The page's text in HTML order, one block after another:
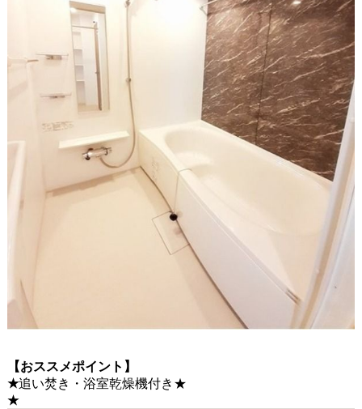
【おススメポイント】
★追い焚き・浴室乾燥機付き★
★